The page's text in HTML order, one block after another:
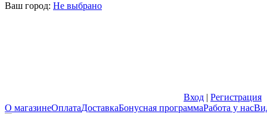
Ваш город: Не выбрано
Вход | Регистрация
О магазинеОплатаДоставкаБонусная программаРабота у нас